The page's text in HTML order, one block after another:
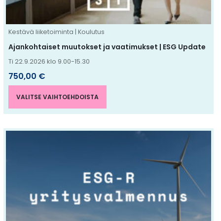
Kestävä liiketoiminta | Koulutus
Ajankohtaiset muutokset ja vaatimukset | ESG Update
Ti 22.9.2026 klo 9.00-15.30
750,00 €
VALITSE VAIHTOEHDOISTA
tuotteen
sivulla.